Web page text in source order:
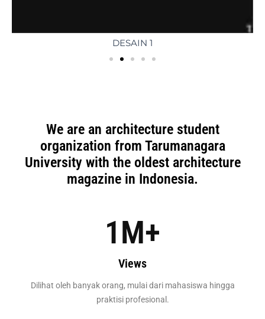
DESAIN 1
We are an architecture student
organization from Tarumanagara
University with the oldest architecture
magazine in Indonesia.
Views
1M+
Dilihat oleh banyak orang, mulai dari mahasiswa hingga
praktisi profesional.